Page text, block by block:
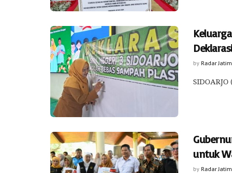
by Radar Jatim
untuk
by Radar Jatim